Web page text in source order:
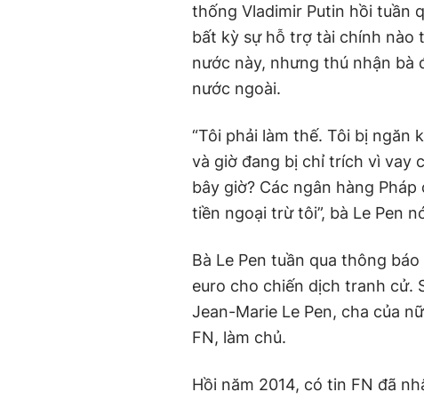
thống Vladimir Putin hồi tuần
bất kỳ sự hỗ trợ tài chính nào
nước này, nhưng thú nhận bà
nước ngoài.
“Tôi phải làm thế. Tôi bị ngăn
và giờ đang bị chỉ trích vì vay
bây giờ? Các ngân hàng
tiền ngoại trừ tôi”, bà Le Pen
Bà Le Pen tuần qua thông
euro cho chiến dịch tranh cử.
Jean-Marie Le Pen, cha của
FN, làm chủ.
Hồi năm 2014, có tin FN đã